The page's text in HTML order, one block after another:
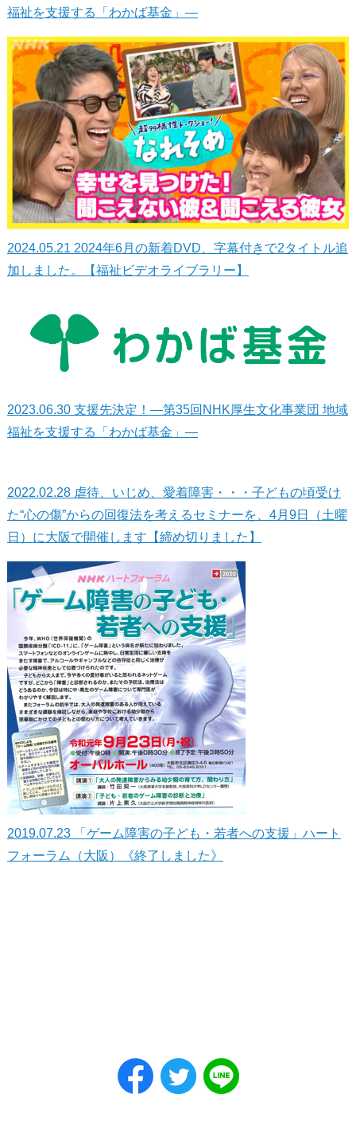
福祉を支援する「わかば基金」—
2024.05.21 2024年6月の新着DVD、字幕付きで2タイトル追
加しました。【福祉ビデオライブラリー】
2023.06.30支援先決定！—第35回NHK厚生文化事業団 地域
福祉を支援する「わかば基金」—
2022.02.28虐待、いじめ、愛着障害・・・子どもの頃受け
た“心の傷”からの回復法を考えるセミナーを、4月9日（土曜
日）に大阪で開催します【締め切りました】
2019.07.23「ゲーム障害の子ども・若者への支援」ハート
フォーラム（大阪）《終了しました》